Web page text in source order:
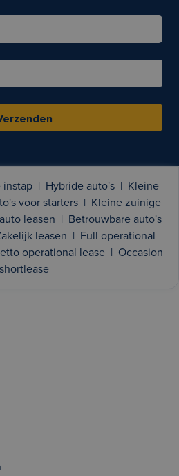
instap Hybride auto's
Kleine
voor starters
Kleine zuinige
leasen
Betrouwbare auto's
leasen
Full operational
operational lease
Occasion
shortlease